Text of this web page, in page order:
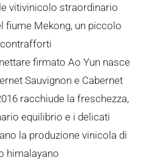
vitivinicolo straordinario
fiume Mekong, un piccolo
firmato Ao Yun nasce
Sauvignon e Cabernet
racchiude la freschezza,
equilibrio e i delicati
la produzione vinicola di
himalayano